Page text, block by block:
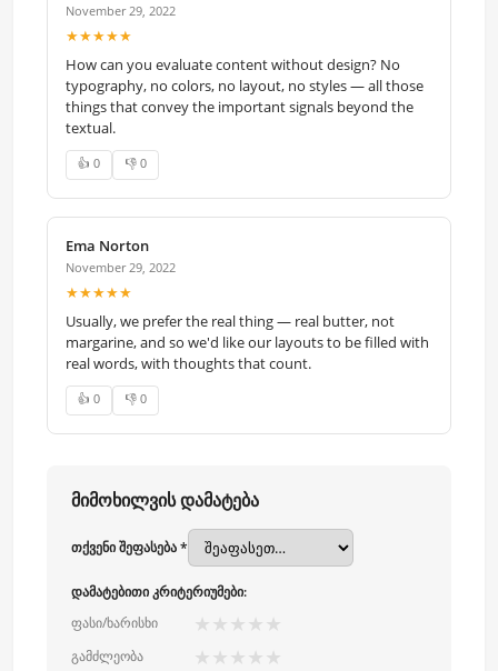
November 29, 2022
★★★★★
How can you evaluate content without design? No
typography, no colors, no layout, no styles — all those
things that convey the important signals beyond the
textual.
👍 0 👎 0
Ema Norton
November 29, 2022
★★★★★
Usually, we prefer the real thing — real butter, not
margarine, and so we'd like our layouts to be filled with
real words, with thoughts that count.
👍 0 👎 0
მიმოხილვის დამატება
თქვენი შეფასება *
დამატებითი კრიტერიუმები:
ფასი/ხარისხი
★ ★ ★ ★ ★
გამძლეობა ★ ★ ★ ★ ★